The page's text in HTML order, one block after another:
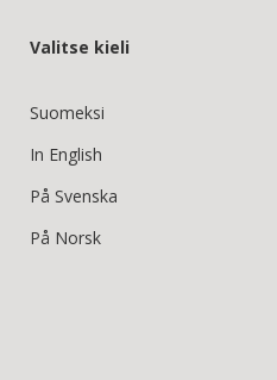
Valitse kieli
Suomeksi
In English
På Svenska
På Norsk